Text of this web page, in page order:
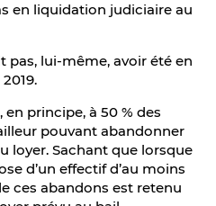
en liquidation judiciaire au
pas, lui-même, avoir été en
principe, à 50 % des
pouvant abandonner
loyer. Sachant que lorsque
d’un effectif d’au moins
ces abandons est retenu